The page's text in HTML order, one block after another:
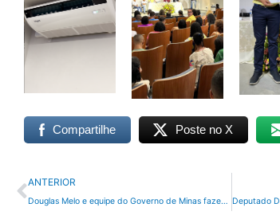
Compartilhe Poste no X
Anterior
ANTERIOR
Douglas Melo e equipe do Governo de Minas fazem vistoria em segunda fase das obras do Hospital Regional